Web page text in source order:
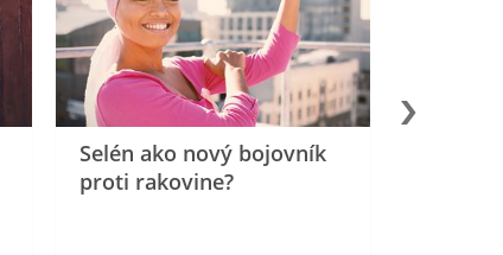
Selén ako nový bojovník
proti rakovine?